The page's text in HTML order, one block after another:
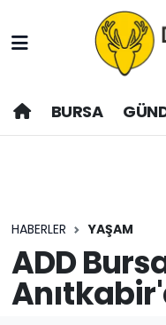
BURSA
HABERLER YAŞAM
ADD
Hava Durumu
Trafik Durumu
Son Dakika
Haber Arşivi